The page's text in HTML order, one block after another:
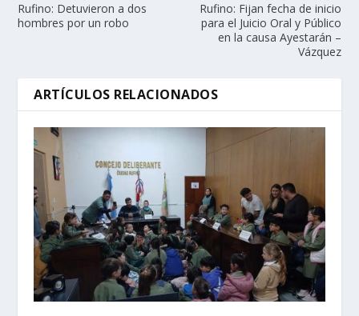
Rufino: Detuvieron a dos
hombres por un robo
Rufino: Fijan fecha de inicio
para el Juicio Oral y Público
en la causa Ayestarán –
Vázquez
ARTÍCULOS RELACIONADOS